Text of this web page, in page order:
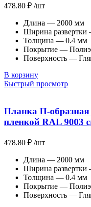
478.80 ₽ /шт
Длина — 2000 мм
Ширина развертки
Толщина — 0.4 мм
Покрытие —
Поверхность —
В корзину
Быстрый просмотр
Планка П-образная
пленкой RAL 9003
478.80 ₽ /шт
Длина — 2000 мм
Ширина развертки
Толщина — 0.4 мм
Покрытие —
Поверхность —